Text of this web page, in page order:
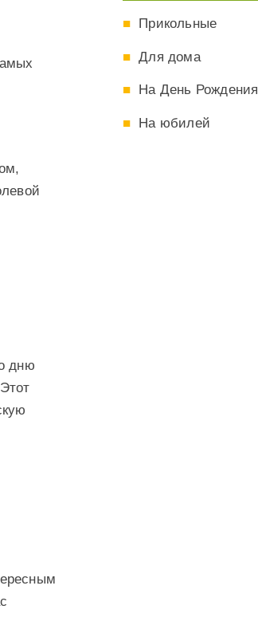
дню
Прикольные
Для дома
На День Рождения
На юбилей